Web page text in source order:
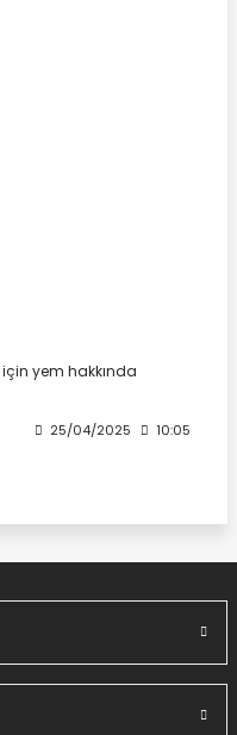
yem hakkında
25/04/2025 10:05